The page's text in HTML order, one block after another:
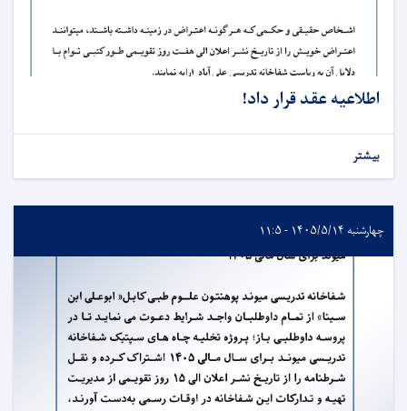
اطلاعیه عقد قرار داد!
بیشتر
چهارشنبه ۱۴۰۵/۵/۱۴ - ۱۱:۵